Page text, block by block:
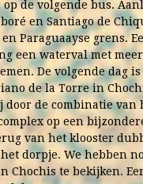
de volgende bus.
en Santiago de
Paraguaayse grens.
een waterval met
De volgende dag
de la Torre in
de combinatie van
op een
van het klooster
dorpje. We hebben
Chochis te bekijken.